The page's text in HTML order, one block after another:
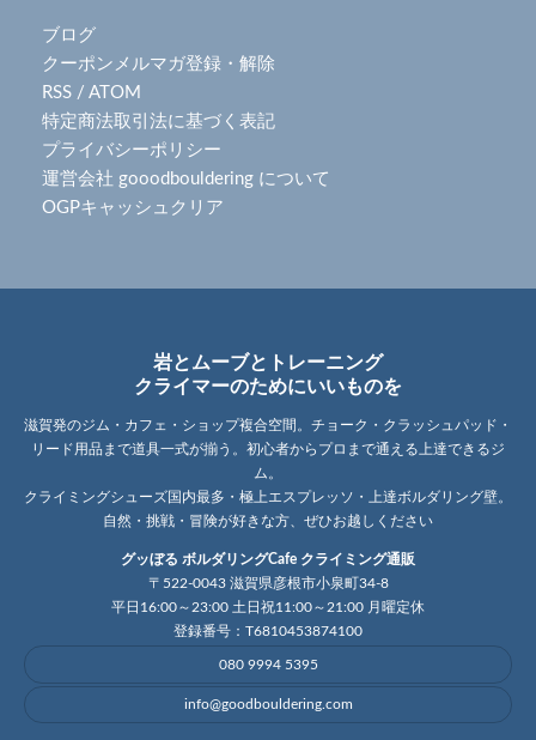
ブログ
クーポンメルマガ登録・解除
RSS / ATOM
特定商法取引法に基づく表記
プライバシーポリシー
運営会社 gooodbouldering について
OGPキャッシュクリア
岩とムーブとトレーニング
クライマーのためにいいものを
滋賀発のジム・カフェ・ショップ複合空間。チョーク・クラッシュパッド・
リード用品まで道具一式が揃う。初心者からプロまで通える上達できるジ
ム。
クライミングシューズ国内最多・極上エスプレッソ・上達ボルダリング壁。
自然・挑戦・冒険が好きな方、ぜひお越しください
グッぼる ボルダリングCafe クライミング通販
〒522-0043 滋賀県彦根市小泉町34-8
平日16:00～23:00 土日祝11:00～21:00 月曜定休
登録番号：T6810453874100
080 9994 5395
info@goodbouldering.com